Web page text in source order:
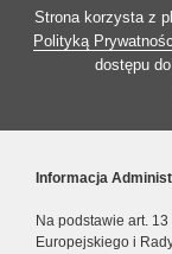
Strona korzysta z
Polityką
dostępu
Informacja
Na podstawie art.
Europejskiego i